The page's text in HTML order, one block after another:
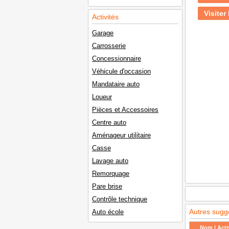
Activités
Garage
Carrosserie
Concessionnaire
Véhicule d'occasion
Mandataire auto
Loueur
Pièces et Accessoires
Centre auto
Aménageur utilitaire
Casse
Lavage auto
Remorquage
Pare brise
Contrôle technique
Auto école
Visiter
Autres
Nom |